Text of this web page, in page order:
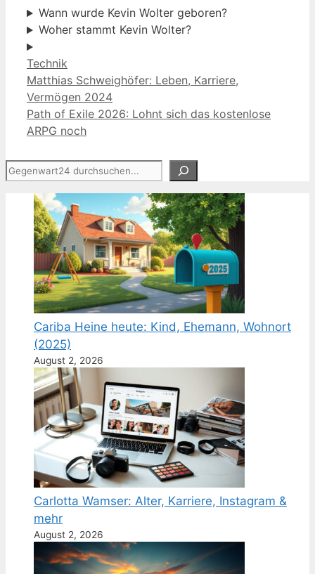
Wann wurde Kevin Wolter geboren?
Woher stammt Kevin Wolter?
Kategorien
Technik
Matthias Schweighöfer: Leben, Karriere,
Vermögen 2024
Path of Exile 2026: Lohnt sich das kostenlose
ARPG noch
Suchen
Cariba Heine heute: Kind, Ehemann, Wohnort
(2025)
August 2, 2026
Carlotta Wamser: Alter, Karriere, Instagram &
mehr
August 2, 2026